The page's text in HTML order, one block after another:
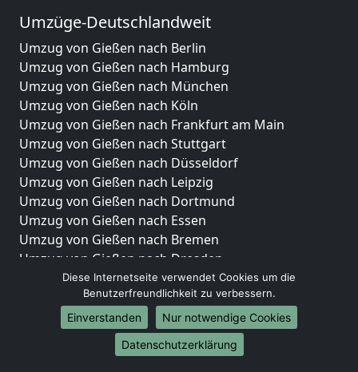
Umzüge-Deutschlandweit
Umzug von Gießen nach Berlin
Umzug von Gießen nach Hamburg
Umzug von Gießen nach München
Umzug von Gießen nach Köln
Umzug von Gießen nach Frankfurt am Main
Umzug von Gießen nach Stuttgart
Umzug von Gießen nach Düsseldorf
Umzug von Gießen nach Leipzig
Umzug von Gießen nach Dortmund
Umzug von Gießen nach Essen
Umzug von Gießen nach Bremen
Umzug von Gießen nach Dresden
Umzug von Gießen nach Hannover
Umzug von Gießen nach Nürnberg
Umzug von Gießen nach Duisburg
Umzug von Gießen nach Bochum
Umzug von Gießen nach Wuppertal
Diese Internetseite verwendet Cookies um die
Benutzerfreundlichkeit zu verbessern.
Einverstanden
Nur notwendige Cookies
Datenschutzerklärung